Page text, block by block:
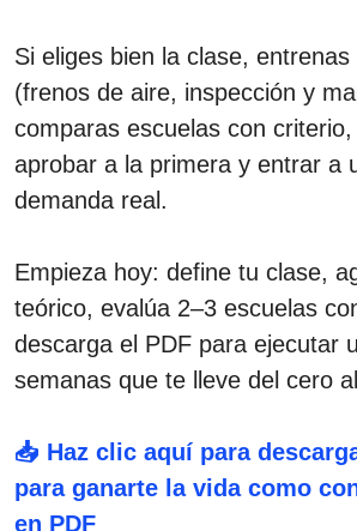
Si eliges bien la clase,
(frenos de aire, inspección y
comparas escuelas con
aprobar a la primera y entrar a
demanda real.
Empieza hoy: define tu clase,
teórico, evalúa 2–3 escuelas
descarga el PDF para ejecutar
semanas que te lleve del cero
📥 Haz clic aquí para
para ganarte la vida como
en PDF